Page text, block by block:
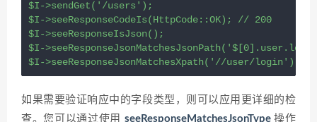
$I->sendGet( '/users' );
$I->seeResponseCodeIs(HttpCode::OK); // 200
$I->seeResponseIsJson();
$I->seeResponseJsonMatchesJsonPath(
$I->seeResponseJsonMatchesXpath( '//user/login' );
如果需要验证响应中的字段类型，则可以应用更详细的检
查。您可以通过使用 seeResponseMatchesJsonType操作